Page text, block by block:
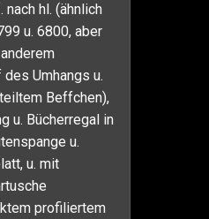
nach hl. (ähnlich
u. 6800, aber
Umhangs u.
Beffchen),
u. Bücherregal in
u.
u. mit
profiliertem